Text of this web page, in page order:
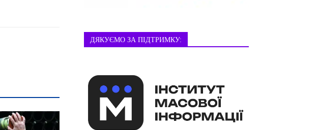
ДЯКУЄМО ЗА ПІДТРИМКУ: